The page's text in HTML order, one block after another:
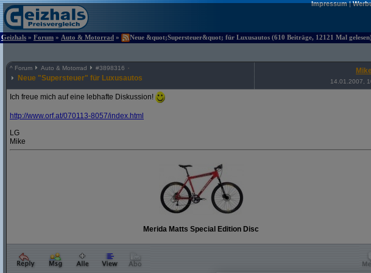
Impressum|
Geizhals » Forum » Auto & Motorrad » Neue &quot;Supersteuer&quot; für Luxusautos (610 Beiträge, 12121 Mal gelesen)
^ Forum Auto & Motorrad #3898316
Neue "Supersteuer" für Luxusautos 14.01.2007,
Ich freue mich auf eine lebhafte Diskussion!
http://www.orf.at/070113-8057/index.html
LG
Mike
Merida Matts Special Edition Disc